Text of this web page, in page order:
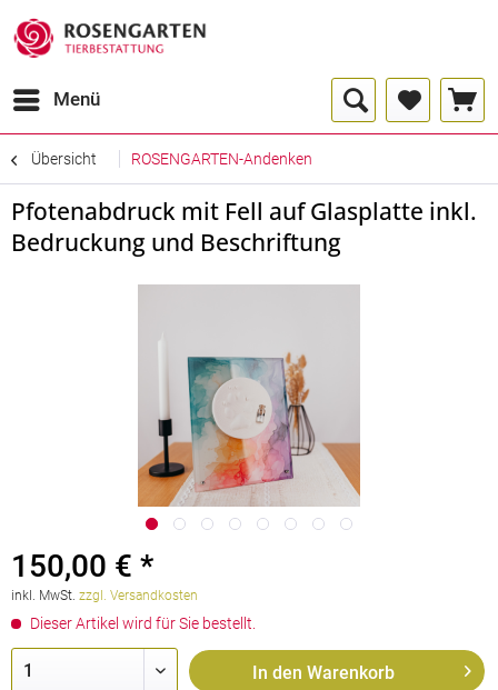
Menü
Übersicht ROSENGARTEN-Andenken
Pfotenabdruck mit Fell auf Glasplatte inkl.
Bedruckung und Beschriftung
150,00 € *
inkl. MwSt. zzgl. Versandkosten
Dieser Artikel wird für Sie bestellt.
In den Warenkorb